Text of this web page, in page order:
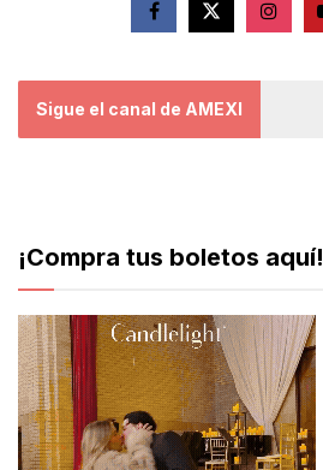
Sigue el canal de AMEXI
¡Compra tus boletos aquí!